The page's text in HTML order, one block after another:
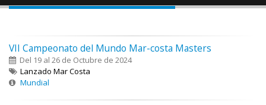
VII Campeonato del Mundo Mar-costa Masters
Del 19 al 26 de Octubre de 2024
Lanzado Mar Costa
Mundial